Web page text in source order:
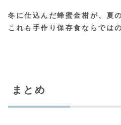
冬に仕込んだ蜂蜜金柑が、夏
これも手作り保存食ならでは
まとめ